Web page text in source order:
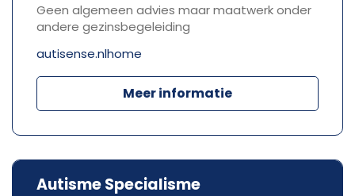
Geen algemeen advies maar maatwerk onder
andere gezinsbegeleiding
autisense.nlhome
Meer informatie
Autisme Specialisme